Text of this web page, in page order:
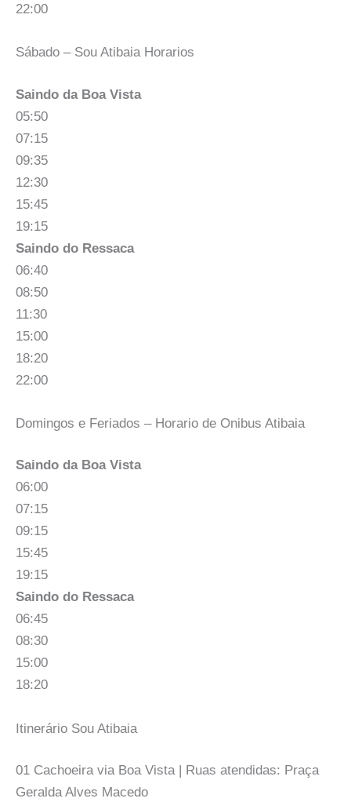
22:00
Sábado – Sou Atibaia Horarios
Saindo da Boa Vista
05:50
07:15
09:35
12:30
15:45
19:15
Saindo do Ressaca
06:40
08:50
11:30
15:00
18:20
22:00
Domingos e Feriados – Horario de Onibus Atibaia
Saindo da Boa Vista
06:00
07:15
09:15
15:45
19:15
Saindo do Ressaca
06:45
08:30
15:00
18:20
Itinerário Sou Atibaia
01 Cachoeira via Boa Vista | Ruas atendidas: Praça
Geralda Alves Macedo